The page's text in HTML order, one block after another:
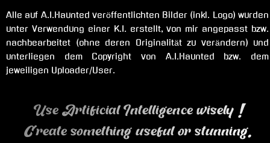
Alle auf A.I.Haunted veröffentlichten Bilder (inkl. Logo) wurden
unter Verwendung einer K.I. erstellt, von mir angepasst bzw.
nachbearbeitet (ohne deren Originalität zu verändern) und
unterliegen dem Copyright von A.I.Haunted bzw. dem
jeweiligen Uploader/User.
Use Artificial Intelligence wisely !
Create something useful or stunning.